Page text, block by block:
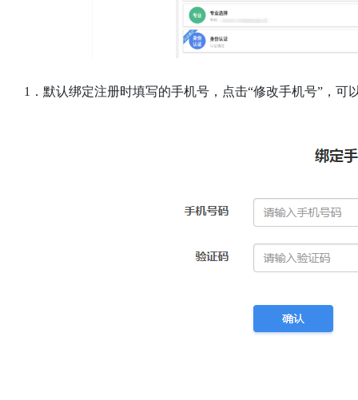
1．默认绑定注册时填写的手机号，点击“修改手机号”，可